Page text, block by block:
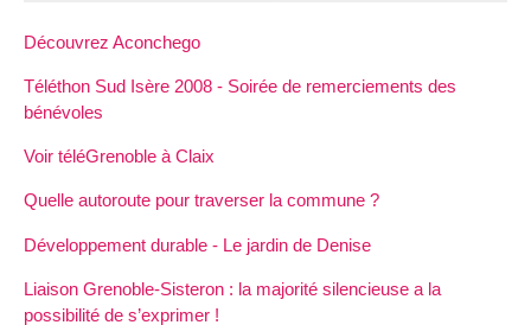
Découvrez Aconchego
Téléthon Sud Isère 2008 - Soirée de remerciements des
bénévoles
Voir téléGrenoble à Claix
Quelle autoroute pour traverser la commune ?
Développement durable - Le jardin de Denise
Liaison Grenoble-Sisteron : la majorité silencieuse a la
possibilité de s’exprimer !